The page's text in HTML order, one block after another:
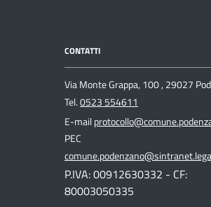
CONTATTI
Via Monte Grappa, 100 , 29027
Tel.0523 554611
E-mail
PEC
P.IVA: 00912630332 - CF:
80003050335